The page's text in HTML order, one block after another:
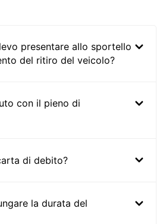
presentare allo sportello
del ritiro del veicolo?
con il pieno di
di debito?
la durata del